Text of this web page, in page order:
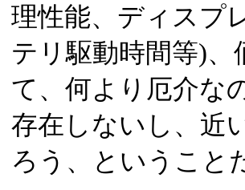
理性能、ディスプ
テリ駆動時間等)
て、何より厄介な
存在しないし、近
ろう、ということ